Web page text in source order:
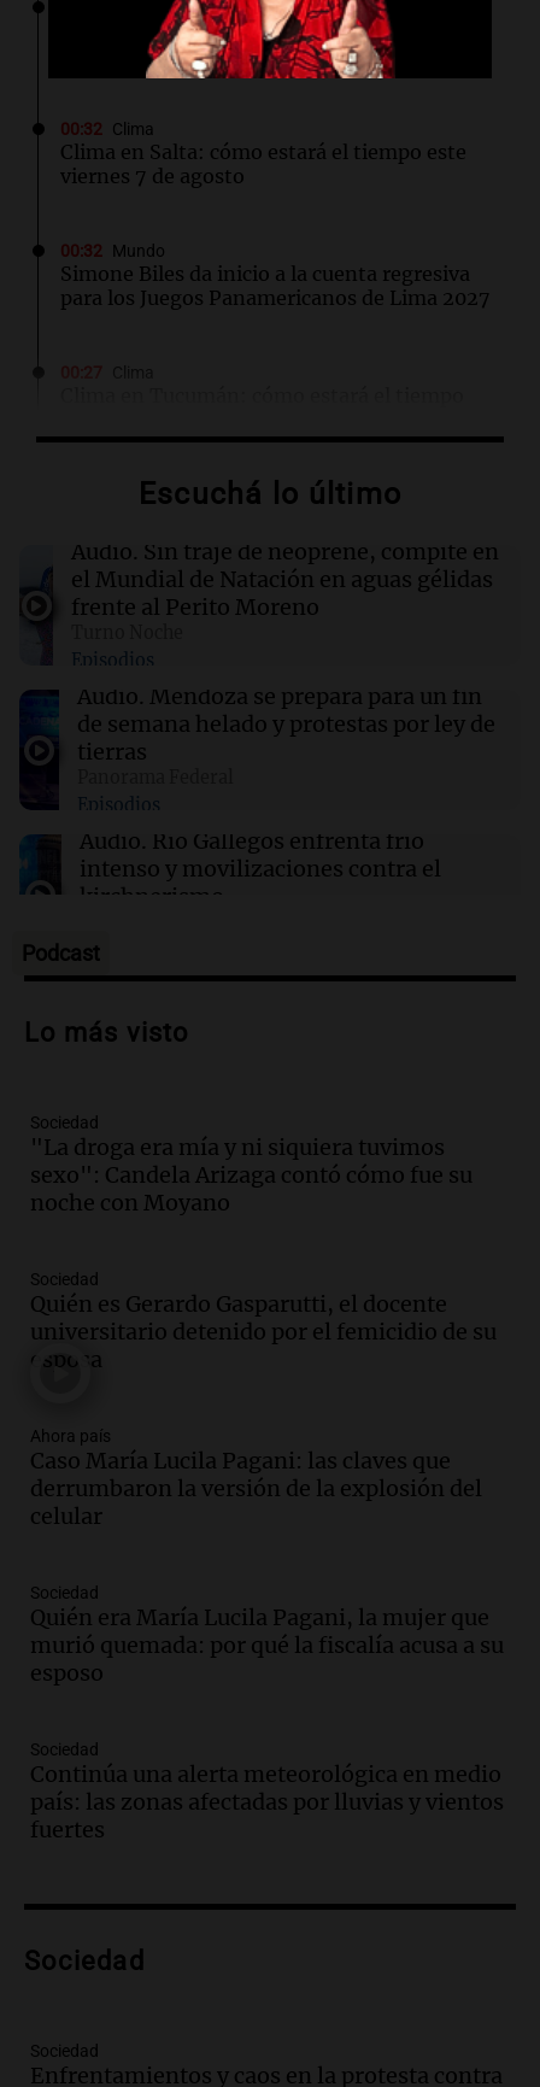
La transformación de Hanói: modernización
radical y sus efectos en los habitantes
00:32 Clima
Clima en Salta: cómo estará el tiempo este
viernes 7 de agosto
00:32 Mundo
Simone Biles da inicio a la cuenta regresiva
para los Juegos Panamericanos de Lima 2027
Clima
este viernes 7 de agosto
00:16 Clima
viernes 7 de agosto
00:11 Clima
Clima en Rosario: cómo estará el tiempo este
Escuchá lo último
Audio. Sin traje de neoprene, compite en
el Mundial de Natación en aguas gélidas
frente al Perito Moreno
Episodios
Audio. Mendoza se prepara para un fin
de semana helado y protestas por ley de
tierras
Episodios
Audio. Río Gallegos enfrenta frío
intenso y movilizaciones contra el
kirchnerismo
Episodios
Audio.Debate en el Senado sobre
la soberanía digital en Argentina
Audio.
de semana helado y ciudadanos
marchan contra reforma de tierras
Panorama Federal
Audio.
El "Mono" de Kapanga
adelantó su show en Rosario.
Viva la Radio Rosario
Episodios
en suspenso a hombre por simular robo
de recaudación en San Luis
Panorama Federal
Episodios
ayuda por problemas de fertilidad y la
ostentación de millonarios
Amamos Argentina
Episodios
avanza con testimonios clave sobre el
accidente en Villa Dolores
Panorama Federal
tributo todos los jueves
Episodios
sea, va a ser lindo”
La Cadena del Gol
Podcast
Lo más visto
Sociedad
"La droga era mía y ni siquiera tuvimos
sexo": Candela Arizaga contó cómo fue su
noche con Moyano
Sociedad
Quién es Gerardo Gasparutti, el docente
universitario detenido por el femicidio de su
esposa
Ahora país
Caso María Lucila Pagani: las claves que
derrumbaron la versión de la explosión del
celular
Sociedad
Quién era María Lucila Pagani, la mujer que
murió quemada: por qué la fiscalía acusa a su
esposo
Sociedad
Continúa una alerta meteorológica en medio
país: las zonas afectadas por lluvias y vientos
fuertes
Sociedad
Sociedad
Enfrentamientos y caos en la protesta contra